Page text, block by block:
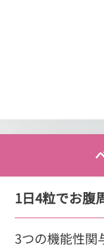
1日4粒でお腹
3つの機能性関